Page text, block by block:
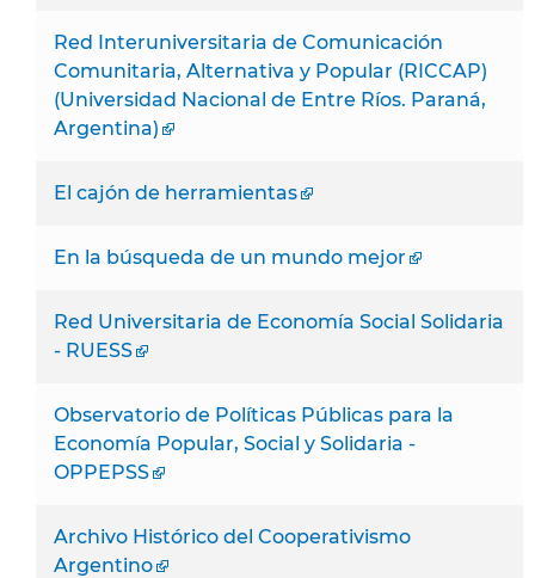
Red Interuniversitaria de Comunicación
Comunitaria, Alternativa y Popular (RICCAP)
(Universidad Nacional de Entre Ríos. Paraná,
Argentina)
El cajón de herramientas
En la búsqueda de un mundo mejor
Red Universitaria de Economía Social Solidaria
- RUESS
Observatorio de Políticas Públicas para la
Economía Popular, Social y Solidaria -
OPPEPSS
Archivo Histórico del Cooperativismo
Argentino